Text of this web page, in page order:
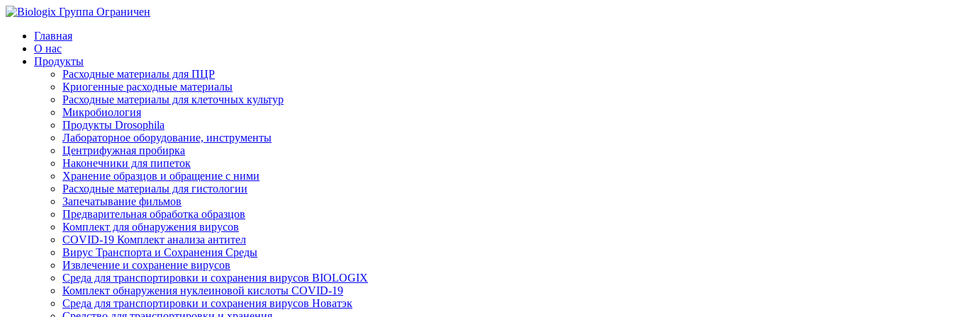
Главная
О нас
Продукты
Расходные материалы для ПЦР
Криогенные расходные материалы
Расходные материалы для клеточных культур
Микробиология
Продукты Drosophila
Лабораторное оборудование, инструменты
Центрифужная пробирка
Наконечники для пипеток
Хранение образцов и обращение с ними
Расходные материалы для гистологии
Запечатывание фильмов
Предварительная обработка образцов
Комплект для обнаружения вирусов
COVID-19 Комплект анализа антител
Вирус Транспорта и Сохранения Среды
Извлечение и сохранение вирусов
Среда для транспортировки и сохранения вирусов BIOLOGIX
Комплект обнаружения нуклеиновой кислоты COVID-19
Среда для транспортировки и сохранения вирусов Новатэк